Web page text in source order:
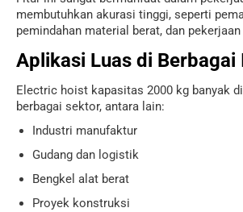
membutuhkan akurasi tinggi, seperti
pemindahan material berat, dan
Aplikasi Luas di Berbagai
Electric hoist kapasitas 2000 kg banyak
berbagai sektor, antara lain:
Industri manufaktur
Gudang dan logistik
Bengkel alat berat
Proyek konstruksi